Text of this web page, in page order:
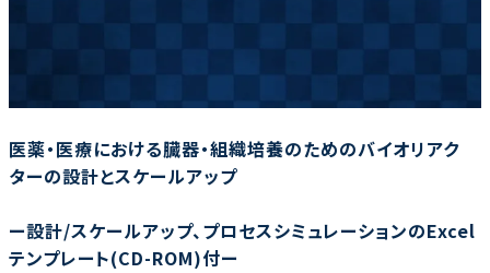
リセット 検索する
医薬・医療における臓器・組織培養のためのバイオリアク
ターの設計とスケールアップ
ー設計/スケールアップ、プロセスシミュレーションのExcel
テンプレート(CD-ROM)付ー